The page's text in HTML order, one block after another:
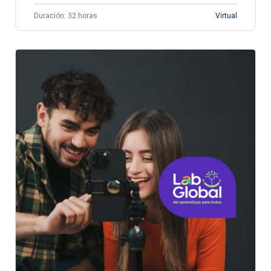
Duración: 32 horas Virtual